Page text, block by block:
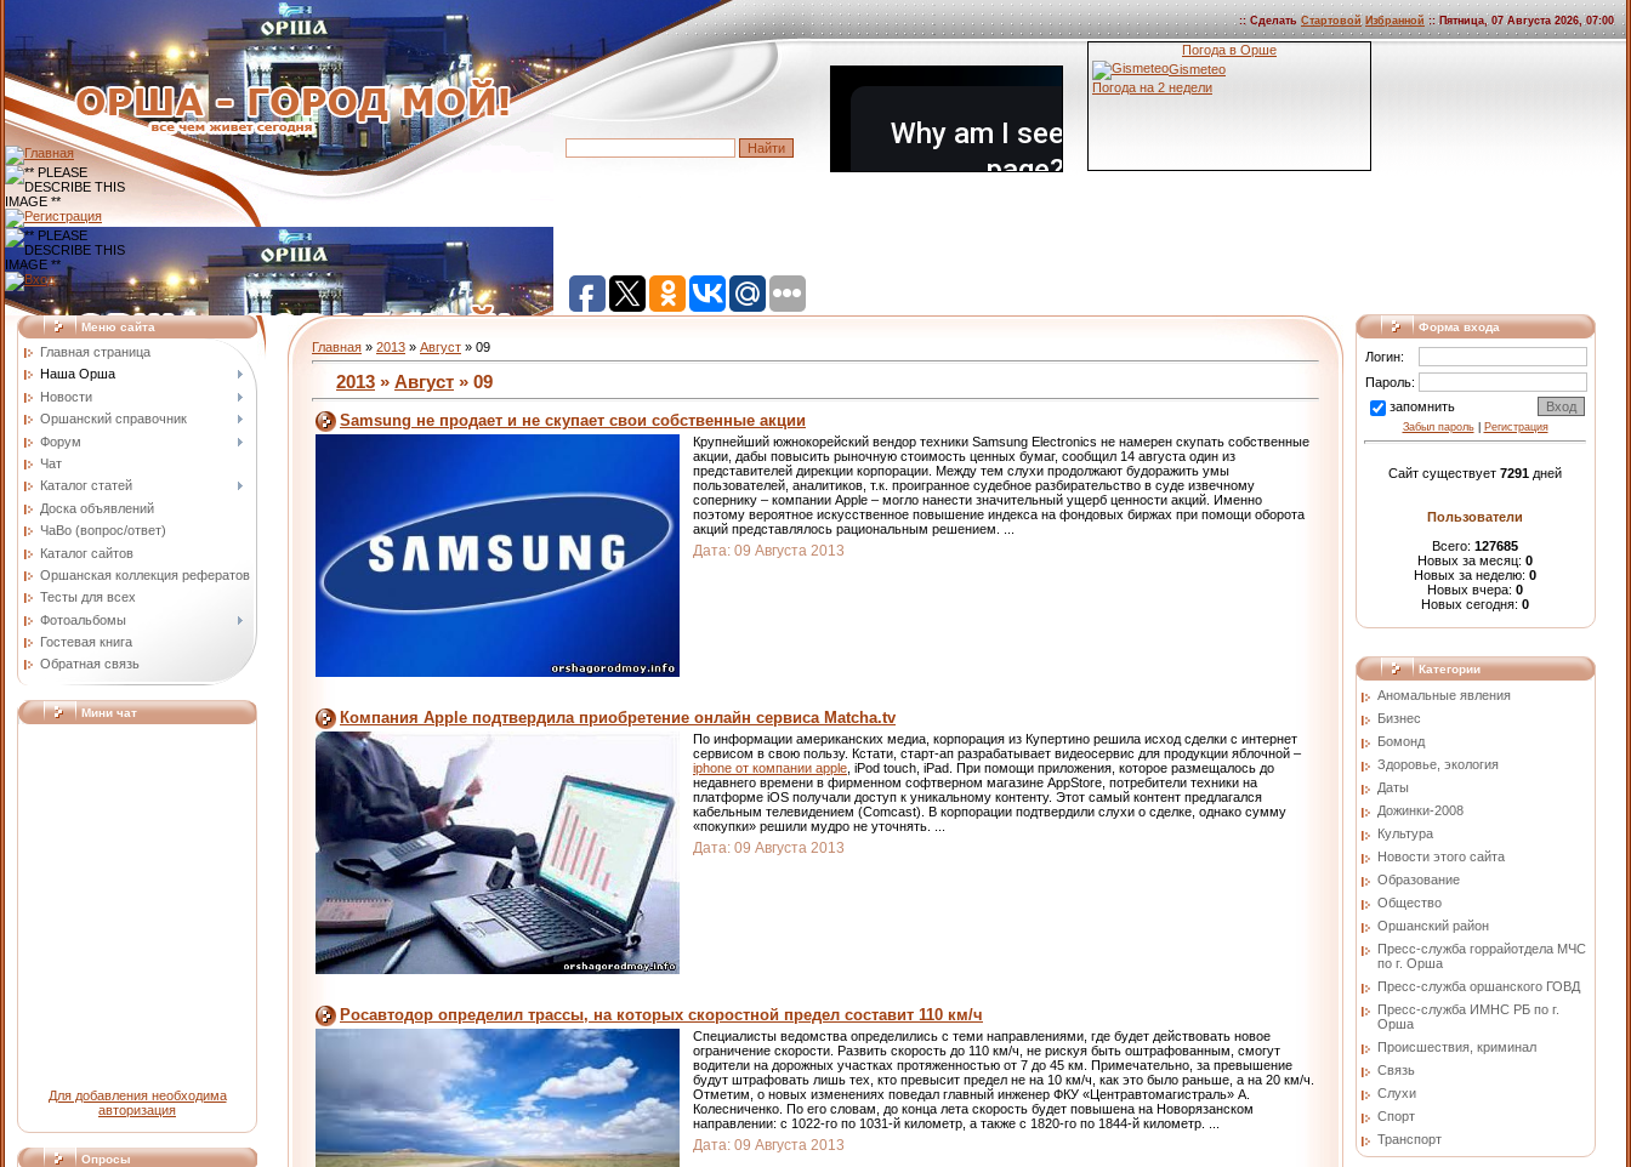
:: Сделать Стартовой Избранной :: Пятница, 07 Августа 2026, 07:00
Погода в Орше
Gismeteo
Погода на 2 недели
Меню сайта
Главная страница
Наша Орша
Новости
Оршанский справочник
Форум
Чат
Каталог статей
Доска объявлений
ЧаВо (вопрос/ответ)
Каталог сайтов
Оршанская коллекция рефератов
Тесты для всех
Фотоальбомы
Гостевая книга
Обратная связь
Мини чат
Для добавления необходима
авторизация
Опросы
Главная » 2013 » Август » 09
2013 » Август » 09
Samsung не продает и не скупает свои собственные акции
Крупнейший южнокорейский вендор техники Samsung Electronics не намерен скупать собственные
акции, дабы повысить рыночную стоимость ценных бумаг, сообщил 14 августа один из
представителей дирекции корпорации. Между тем слухи продолжают будоражить умы
пользователей, аналитиков, т.к. проигранное судебное разбирательство в суде извечному
сопернику – компании Apple – могло нанести значительный ущерб ценности акций. Именно
поэтому вероятное искусственное повышение индекса на фондовых биржах при помощи оборота
акций представлялось рациональным решением.
Дата: 09 Августа 2013
Компания Apple подтвердила приобретение онлайн сервиса Matcha.tv
По информации американских медиа, корпорация из Купертино решила исход сделки с интернет
сервисом в свою пользу. Кстати, старт-ап разрабатывает видеосервис для продукции яблочной –
iphone от компании apple , iPod touch, iPad. При помощи приложения, которое размещалось до
недавнего времени в фирменном софтверном магазине AppStore, потребители техники на
платформе iOS получали доступ к уникальному контенту. Этот самый контент предлагался
кабельным телевидением (Comcast). В корпорации подтвердили слухи о сделке, однако сумму
«покупки» решили мудро не уточнять.
Дата: 09 Августа 2013
Росавтодор определил трассы, на которых скоростной предел составит 110 км/ч
Специалисты ведомства определились с теми направлениями, где будет действовать новое
ограничение скорости. Развить скорость до 110 км/ч, не рискуя быть оштрафованным, смогут
водители на дорожных участках протяженностью от 7 до 45 км. Примечательно, за превышение
будут штрафовать лишь тех, кто превысит предел не на 10 км/ч, как это было раньше, а на 20 км/ч.
Отметим, о новых изменениях поведал главный инженер ФКУ «Центравтомагистраль» А.
Колесниченко. По его словам, до конца лета скорость будет повышена на Новорязанском
направлении: с 1022-го по 1031-й километр, а также с 1820-го по 1844-й километр.
Дата: 09 Августа 2013
Форма входа
Логин:
Пароль:
запомнить
Забыл пароль| Регистрация
Сайт существует 7291 дней
Пользователи
Всего: 127685
Новых за месяц: 0
Новых за неделю: 0
Новых вчера: 0
Новых сегодня: 0
Категории
Аномальные явления
Бизнес
Бомонд
Здоровье, экология
Даты
Дожинки-2008
Культура
Новости этого сайта
Образование
Общество
Оршанский район
Пресс-служба горрайотдела МЧС
по г. Орша
Пресс-служба оршанского ГОВД
Пресс-служба ИМНС РБ по г.
Орша
Проиcшествия, криминал
Связь
Слухи
Спорт
Транспорт